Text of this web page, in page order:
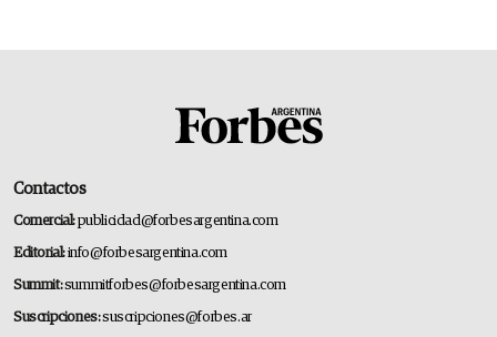
Contactos
Comercial:publicidad@forbesargentina.com
Editorial:info@forbesargentina.com
Summit:summitforbes@forbesargentina.com
Suscripciones:suscripciones@forbes.ar